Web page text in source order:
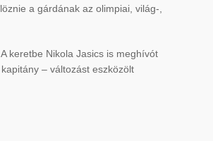
a gárdának az olimpiai, világ-,
keretbe Nikola Jasics is meghívót
– változást eszközölt